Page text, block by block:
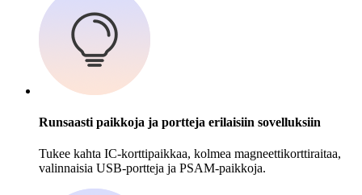
Runsaasti paikkoja ja portteja erilaisiin sovelluksiin
Tukee kahta IC-korttipaikkaa, kolmea magneettikorttiraitaa,
valinnaisia ​​USB-portteja ja PSAM-paikkoja.